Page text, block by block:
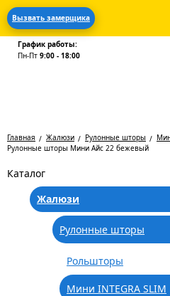
Вызвать замерщика
График работы:
Пн-Пт 9:00 - 18:00
Главная Жалюзи Рулонные шторы
Рулонные шторы Мини Айс 22 бежевый
Каталог
Жалюзи
Рулонные шторы
Рольшторы
Мини INTEGRA SLIM